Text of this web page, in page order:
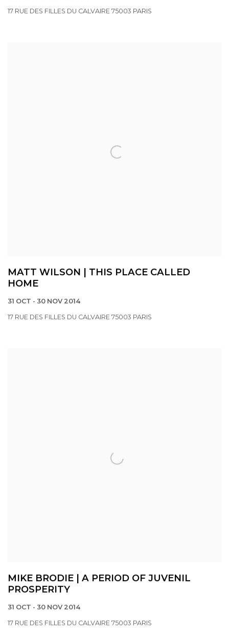
17 RUE DES FILLES DU CALVAIRE 75003 PARIS
MATT WILSON | THIS PLACE CALLED
HOME
31 OCT - 30 NOV 2014
17 RUE DES FILLES DU CALVAIRE 75003 PARIS
MIKE BRODIE | A PERIOD OF JUVENIL
PROSPERITY
31 OCT - 30 NOV 2014
17 RUE DES FILLES DU CALVAIRE 75003 PARIS